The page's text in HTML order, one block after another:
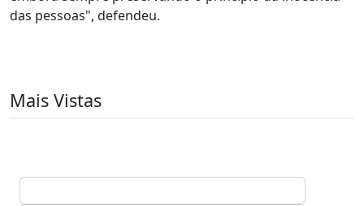
das pessoas", defendeu.
Mais Vistas